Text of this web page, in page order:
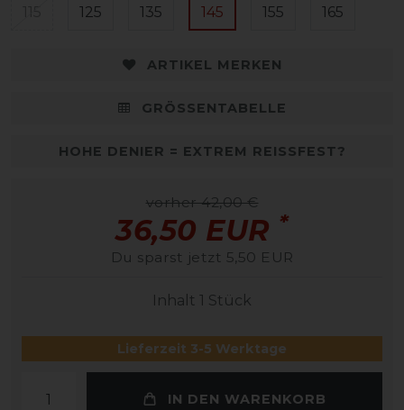
125 135 145 155 165
ARTIKEL MERKEN
GRÖSSENTABELLE
HOHE DENIER = EXTREM REISSFEST?
vorher 42,00 €
36,50 EUR *
Du sparst jetzt 5,50 EUR
Inhalt 1 Stück
Lieferzeit 3-5 Werktage
IN DEN WARENKORB